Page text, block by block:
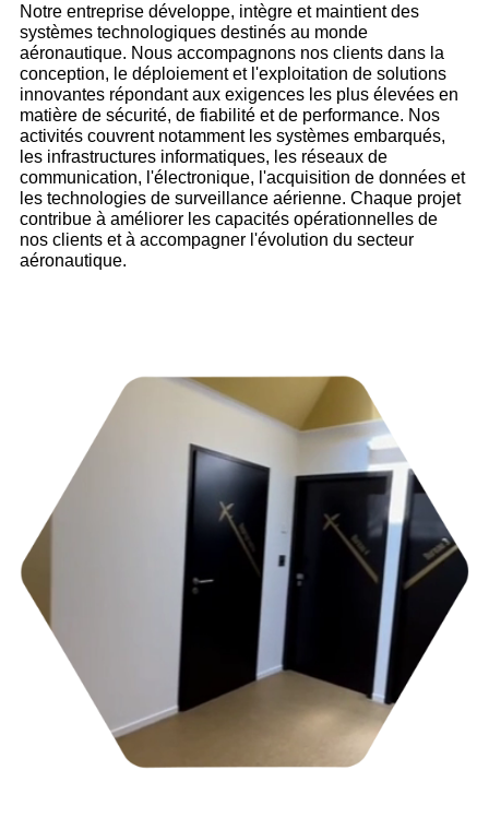
Notre entreprise développe, intègre et maintient des
systèmes technologiques destinés au monde
aéronautique. Nous accompagnons nos clients dans la
conception, le déploiement et l'exploitation de solutions
innovantes répondant aux exigences les plus élevées en
matière de sécurité, de fiabilité et de performance. Nos
activités couvrent notamment les systèmes embarqués,
les infrastructures informatiques, les réseaux de
communication, l'électronique, l'acquisition de données et
les technologies de surveillance aérienne. Chaque projet
contribue à améliorer les capacités opérationnelles de
nos clients et à accompagner l'évolution du secteur
aéronautique.